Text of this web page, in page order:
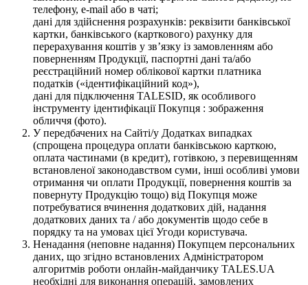
телефону, e-mail або в чаті;
дані для здійснення розрахунків: реквізити банківської
картки, банківського (карткового) рахунку для
перерахування коштів у зв’язку із замовленням або
поверненням Продукції, паспортні дані та/або
реєстраційний номер облікової картки платника
податків («ідентифікаційний код»),
дані для підключення TALESID, як особливого
інструменту ідентифікації Покупця : зображення
обличчя (фото).
У передбачених на Сайті/у Додатках випадках
(спрощена процедура оплати банківською карткою,
оплата частинами (в кредит), готівкою, з перевищенням
встановленої законодавством суми, інші особливі умови
отримання чи оплати Продукції, повернення коштів за
повернуту Продукцію тощо) від Покупця може
потребуватися вчинення додаткових дій, надання
додаткових даних та / або документів щодо себе в
порядку та на умовах цієї Угоди користувача.
Ненадання (неповне надання) Покупцем персональних
даних, що згідно встановлених Адміністратором
алгоритмів роботи онлайн-майданчику TALES.UA
необхідні для виконання операцій, замовлених